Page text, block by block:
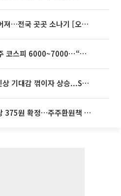
35도 안팎 무더위 이어져…전국 곳곳 소나기 [오늘 날씨]
[주간증시전망] 다음주 코스피 6000~7000⋯“外人 수급은 정책이 변수”
뉴욕증시, 연준 금리인상 기대감 꺾이자 상승...S&P500 사상 최고치 [종합]
SK하이닉스, 분기배당 375원 확정…주주환원책 9월로 앞당겨 발표